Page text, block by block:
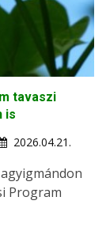
tavaszi
is
2026.04.21.
Program